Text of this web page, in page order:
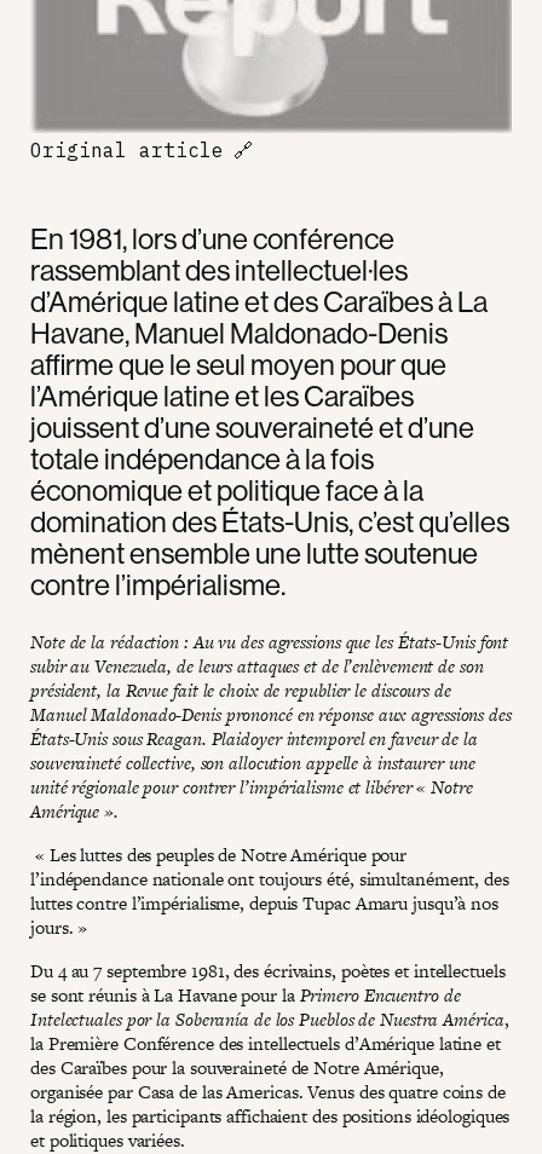
En 1981, lors d’une conférence
rassemblant des intellectuel·les
d’Amérique latine et des Caraïbes à La
Havane, Manuel Maldonado-Denis
affirme que le seul moyen pour que
l’Amérique latine et les Caraïbes
jouissent d’une souveraineté et d’une
totale indépendance à la fois
économique et politique face à la
domination des États-Unis, c’est qu’elles
mènent ensemble une lutte soutenue
contre l’impérialisme.
Note de la rédaction : Au vu des agressions que les États-Unis font
subir au Venezuela, de leurs attaques et de l’enlèvement de son
président, la Revue fait le choix de republier le discours de
Manuel Maldonado-Denis prononcé en réponse aux agressions des
États-Unis sous Reagan. Plaidoyer intemporel en faveur de la
souveraineté collective, son allocution appelle à instaurer une
unité régionale pour contrer l’impérialisme et libérer « Notre
Amérique ».
« Les luttes des peuples de Notre Amérique pour
l’indépendance nationale ont toujours été, simultanément, des
luttes contre l’impérialisme, depuis Tupac Amaru jusqu’à nos
jours. »
Du 4 au 7 septembre 1981, des écrivains, poètes et intellectuels
se sont réunis à La Havane pour laPrimero Encuentro de
Intelectuales por la Soberanía de los Pueblos de Nuestra América,
la Première Conférence des intellectuels d’Amérique latine et
des Caraïbes pour la souveraineté de Notre Amérique,
organisée par Casa de las Americas. Venus des quatre coins de
la région, les participants affichaient des positions idéologiques
et politiques variées.
Original article 🔗